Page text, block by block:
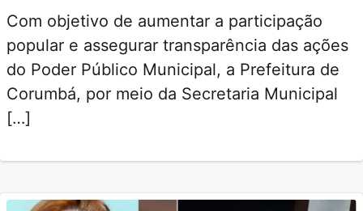
Com objetivo de aumentar a participação
popular e assegurar transparência das ações
do Poder Público Municipal, a Prefeitura de
Corumbá, por meio da Secretaria Municipal
[…]